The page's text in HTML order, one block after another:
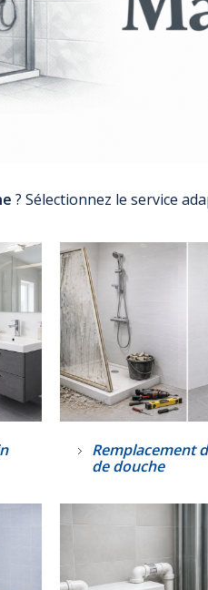
? Sélectionnez le service
Remplacement
de douche